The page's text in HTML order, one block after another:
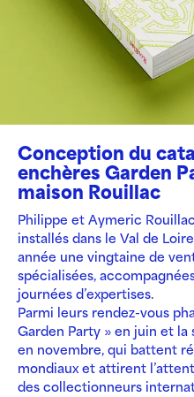
Conception du
enchères Garden
maison Rouillac
Philippe et Aymeric
installés dans le Val de
année une vingtaine de
spécialisées,
journées d’expertises.
Parmi leurs rendez-vous
Garden Party » en juin et la
en novembre, qui battent
mondiaux et attirent
des collectionneurs